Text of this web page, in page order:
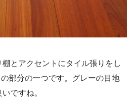
とアクセントにタイル張りをし
部分の一つです。グレーの目地
ですね。